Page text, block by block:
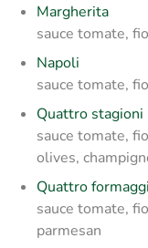
Margherita
sauce tomate,
Napoli
sauce tomate,
Quattro stagioni
sauce tomate,
olives,
Quattro formaggi
sauce tomate,
parmesan